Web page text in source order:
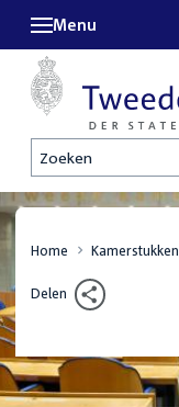
Zoeken
Menu
Home Kamerstukken
Delen